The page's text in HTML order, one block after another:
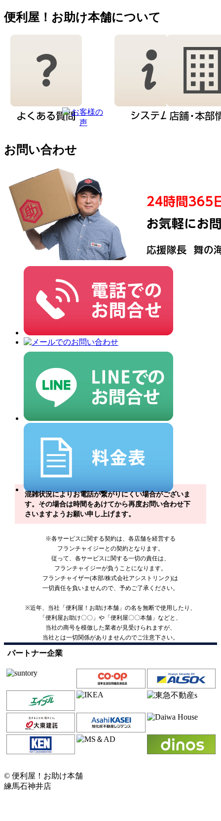
便利屋！お助け本舗について
お問い合わせ
混雑状況によりお電話が繋がりにくい場合がございま
す。その場合は時間をあけてから再度お問い合わせ下
さいますようお願い申し上げます。
※各サービスに関する契約は、各店舗を経営する
フランチャイジーとの契約となります。
従って、各サービスに関する一切の責任は、
フランチャイジーが負うことになります。
フランチャイザー(本部/株式会社アシストリンク)は
一切責任を負いませんので、予めご了承ください。
※近年、当社「便利屋！お助け本舗」の名を無断で使用したり、
「便利屋お助け〇〇」や「便利屋〇〇本舗」などと、
当社の商号を模倣した業者が見受けられますが、
当社とは一切関係がありませんのでご注意下さい。
パートナー企業
© 便利屋！お助け本舗
練馬石神井店